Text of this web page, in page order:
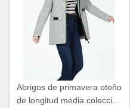
Abrigos de primavera otoño
de longitud media colección